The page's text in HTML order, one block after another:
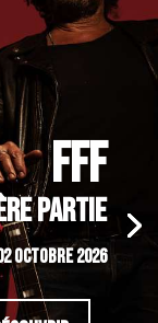
FFF
PARTIE
OCTOBRE 2026